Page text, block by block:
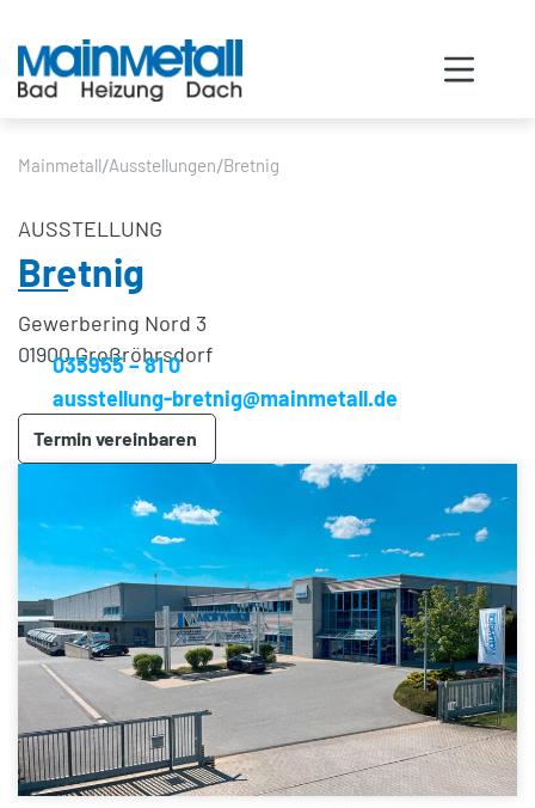
Mainmetall/Ausstellungen/Bretnig
AUSSTELLUNG
Bretnig
Gewerbering Nord 3
01900 Großröhrsdorf
035955 – 81 0
ausstellung-bretnig@mainmetall.de
Termin vereinbaren